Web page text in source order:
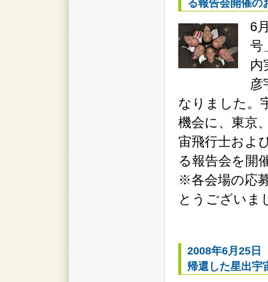
る報告会開催の
6
号
内
彦
なりました。
機会に、東京
宙飛行士およ
る報告会を開
※各会場の応
とうございま
2008年6月25日
帰還した星出宇